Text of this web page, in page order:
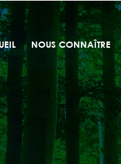
NOUS CONNAÎTRE